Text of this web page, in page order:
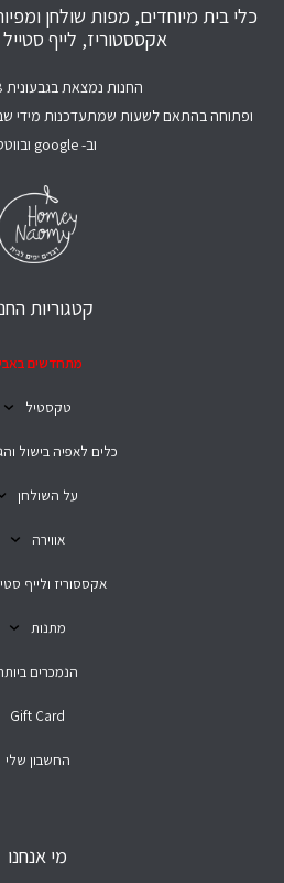
כלי בית מיוחדים, מפות שולחן
אקססטוריז, לייף סטייל
החנות נמצאת בגבעונית 8, אבן יהודה
וב- google ובווטסאפ
קטגוריות
מתחדשים
טקסטיל
כלים לאפיה בישול
על השולחן
אווירה
אקססוריז ולייף
מתנות
הנמכרים
Gift Card
החשבון שלי
מי אנחנו